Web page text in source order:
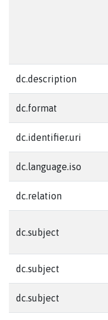
dc.description
dc.format
dc.identifier.uri
dc.language.iso
dc.relation
dc.subject
dc.subject
dc.subject